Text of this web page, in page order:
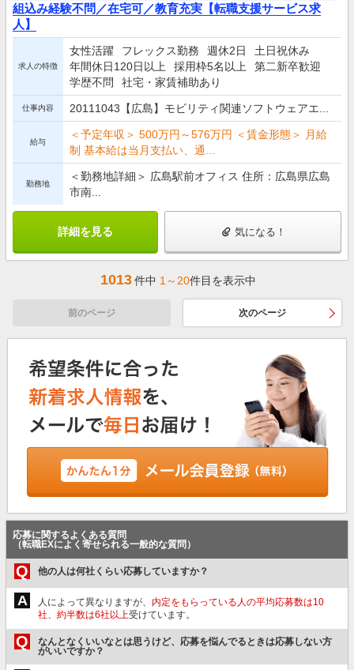
組込み経験不問／在宅可／教育充実【転職支援サービス求
人】
求人の特徴
女性活躍 フレックス勤務 週休2日
土日祝休み
年間休日120日以上
採用枠5名以上
第二新卒歓迎
学歴不問
社宅・家賃補助あり
仕事内容 20111043【広島】モビリティ関連ソフトウェアエ...
給与
＜予定年収＞ 500万円～576万円 ＜賃金形態＞ 月給
制 基本給は当月支払い、通...
勤務地
＜勤務地詳細＞ 広島駅前オフィス 住所：広島県広島
市南...
詳細を見る 気になる！
1013件中 1～20件目を表示中
前のページ 次のページ
応募に関するよくある質問
（転職EXによく寄せられる一般的な質問）
Q 他の人は何社くらい応募していますか？
A 人によって異なりますが、 内定をもらっている人の平均応募数は10
社、約半数は6社以上受けています。
Q
なんとなくいいなとは思うけど、応募を悩んでるときは応募しない方
がいいですか？